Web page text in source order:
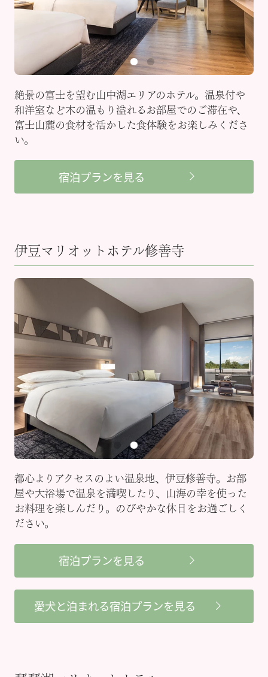
絶景の富士を望む山中湖エリアのホテル。温泉付や
和洋室など木の温もり溢れるお部屋でのご滞在や、
富士山麓の食材を活かした食体験をお楽しみくださ
い。
宿泊プランを見る
伊豆マリオットホテル修善寺
都心よりアクセスのよい温泉地、伊豆修善寺。お部
屋や大浴場で温泉を満喫したり、山海の幸を使った
お料理を楽しんだり。のびやかな休日をお過ごしく
ださい。
宿泊プランを見る
愛犬と泊まれる宿泊プランを見る